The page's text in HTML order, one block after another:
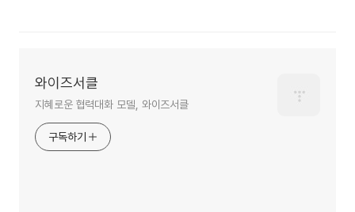
와이즈서클
지혜로운 협력대화 모델, 와이즈서클
구독하기